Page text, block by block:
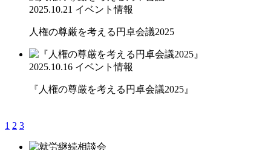
2025.10.21 イベント情報
人権の尊厳を考える円卓会議2025
2025.10.16 イベント情報
『人権の尊厳を考える円卓会議2025』
1 2 3